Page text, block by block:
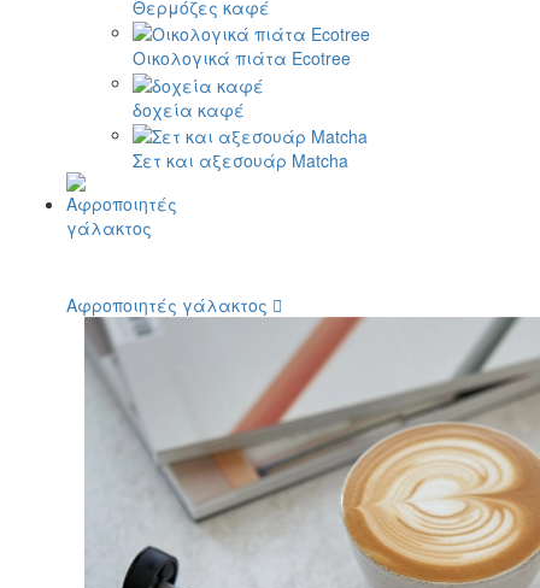
Θερμόζες καφέ
Οικολογικά πιάτα Ecotree
δοχεία καφέ
Σετ και αξεσουάρ Matcha
Αφροποιητές γάλακτος